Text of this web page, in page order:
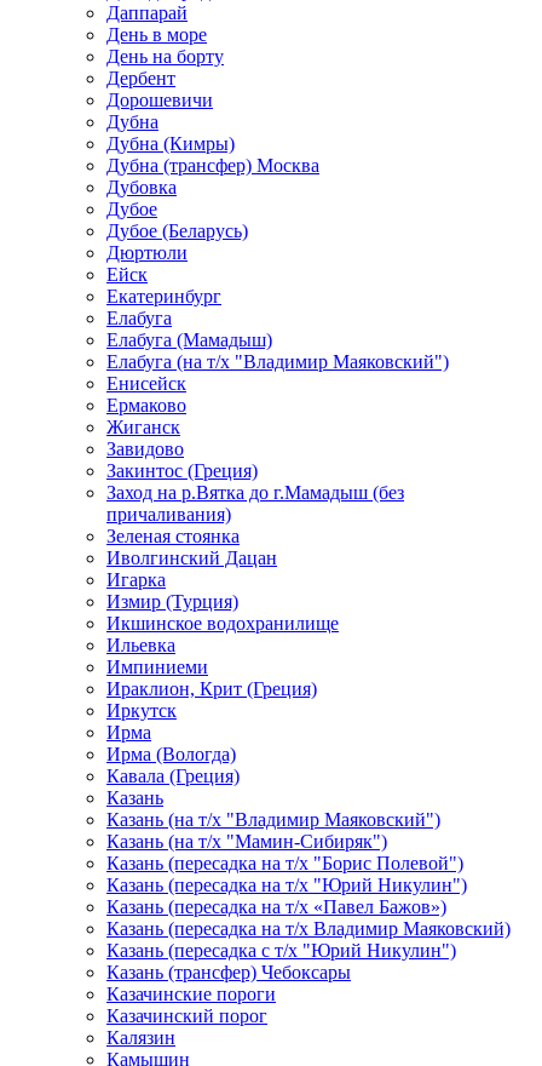
Даппарай
День в море
День на борту
Дербент
Дорошевичи
Дубна
Дубна (Кимры)
Дубна (трансфер) Москва
Дубовка
Дубое
Дубое (Беларусь)
Дюртюли
Ейск
Екатеринбург
Елабуга
Елабуга (Мамадыш)
Елабуга (на т/х "Владимир Маяковский")
Енисейск
Ермаково
Жиганск
Завидово
Закинтос (Греция)
Заход на р.Вятка до г.Мамадыш (без
причаливания)
Зеленая стоянка
Иволгинский Дацан
Игарка
Измир (Турция)
Икшинское водохранилище
Ильевка
Импиниеми
Ираклион, Крит (Греция)
Иркутск
Ирма
Ирма (Вологда)
Кавала (Греция)
Казань
Казань (на т/х "Владимир Маяковский")
Казань (на т/х "Мамин-Сибиряк")
Казань (пересадка на т/х "Борис Полевой")
Казань (пересадка на т/х "Юрий Никулин")
Казань (пересадка на т/х «Павел Бажов»)
Казань (пересадка на т/х Владимир Маяковский)
Казань (пересадка с т/х "Юрий Никулин")
Казань (трансфер) Чебоксары
Казачинские пороги
Казачинский порог
Калязин
Камышин